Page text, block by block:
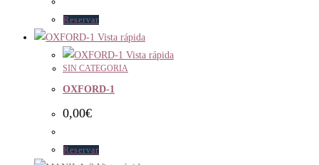
Reservar
Vista rápida
Vista rápida
SIN CATEGORIA
OXFORD-1
0,00€
Reservar